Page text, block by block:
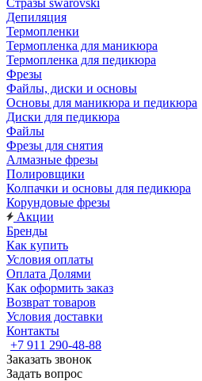
Cтразы swarovski
Депиляция
Термопленки
Термопленка для маникюра
Термопленка для педикюра
Фрезы
Файлы, диски и основы
Основы для маникюра и педикюра
Диски для педикюра
Файлы
Фрезы для снятия
Алмазные фрезы
Полировщики
Колпачки и основы для педикюра
Корундовые фрезы
Акции
Бренды
Как купить
Условия оплаты
Оплата Долями
Как оформить заказ
Возврат товаров
Условия доставки
Контакты
+7 911 290-48-88
Заказать звонок
Задать вопрос